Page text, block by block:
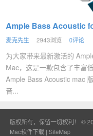
Ample Bass Acoustic
麦克先生 2943浏览 0评论
为大家带来最新激活的
Mac，这是一款包含了丰富
Ample Bass Acoustic mac
音...
版权所有，保留一切权利！ ©
Mac软件下载 | SiteMap